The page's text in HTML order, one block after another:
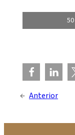
← Anterior